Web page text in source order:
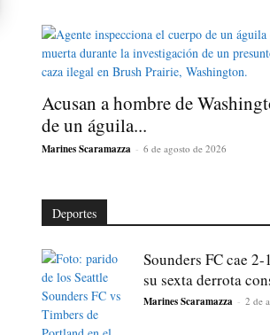
Acusan a hombre de
de un águila...
Marines Scaramazza - 6 de agosto de 2026
Deportes
Sounders FC cae
su sexta derrota
Marines Scaramazza - 2 de